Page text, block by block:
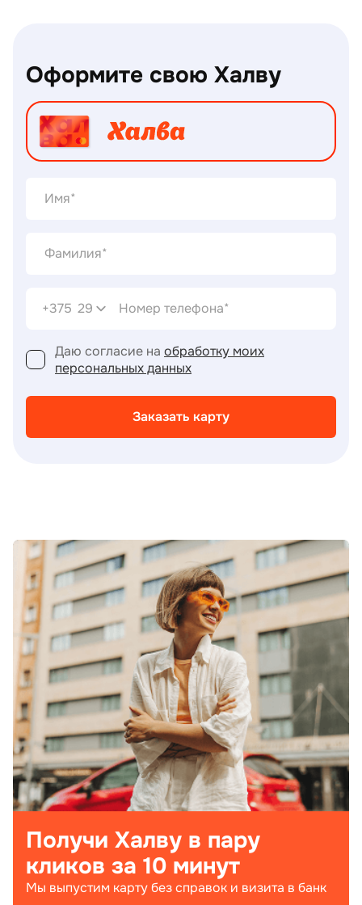
Оформите свою Халву
+375 29
Даю согласие на обработку моих
персональных данных
Заказать карту
Получи Халву в пару
кликов за 10 минут
Мы выпустим карту без справок и визита в банк